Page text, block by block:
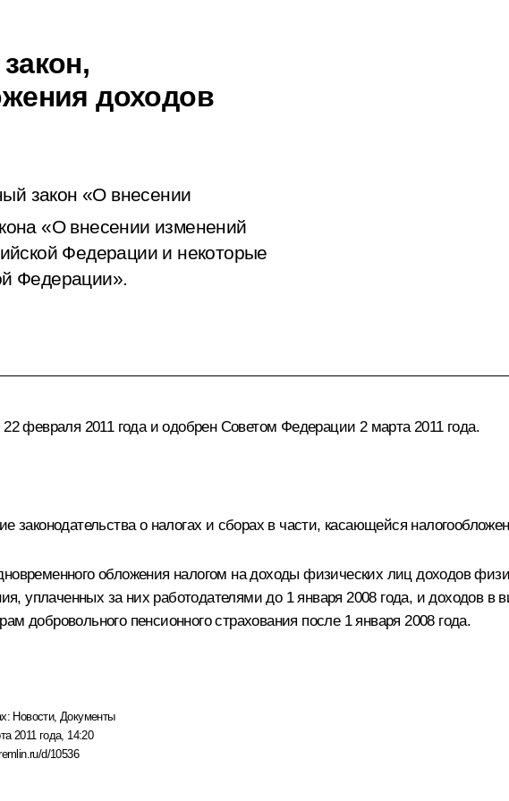
доходов
закон «О внесении
«О внесении изменений
Федерации и некоторые
Федерации».
февраля 2011 года и одобрен Советом Федерации 2 марта 2011 года.
законодательства о налогах и сборах в части, касающейся
обложения налогом на доходы физических лиц доходов
уплаченных за них работодателями до 1 января 2008 года, и доходов в
добровольного пенсионного страхования после 1 января 2008 года.
Новости, Документы
2011 года, 14:20
d/10536